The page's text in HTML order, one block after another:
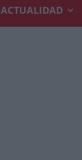
ACTUALIDAD